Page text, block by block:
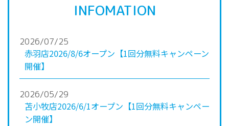
INFOMATION
2026/07/25
赤羽店2026/8/6オープン【1回分無料キャンペーン
開催】
2026/05/29
苫小牧店2026/6/1オープン【1回分無料キャンペー
ン開催】